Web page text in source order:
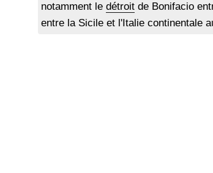
notamment le détroit de Bonifacio
entre la Sicile et l'Italie continentale